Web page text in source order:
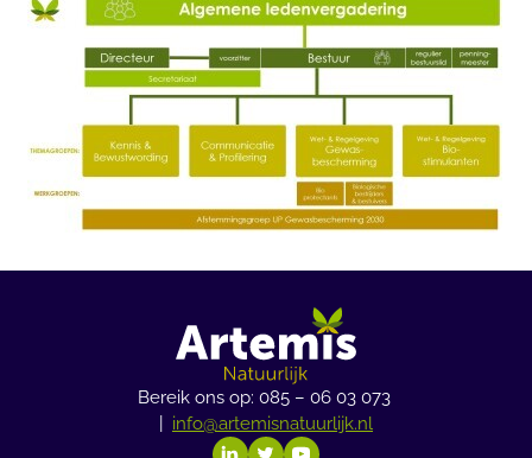
Bereik ons op: 085 – 06 03 073
info@artemisnatuurlijk.nl